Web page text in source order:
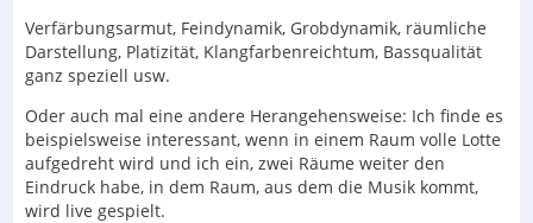
Verfärbungsarmut, Feindynamik, Grobdynamik, räumliche
Darstellung, Platizität, Klangfarbenreichtum, Bassqualität
ganz speziell usw.
Oder auch mal eine andere Herangehensweise: Ich finde es
beispielsweise interessant, wenn in einem Raum volle Lotte
aufgedreht wird und ich ein, zwei Räume weiter den
Eindruck habe, in dem Raum, aus dem die Musik kommt,
wird live gespielt.